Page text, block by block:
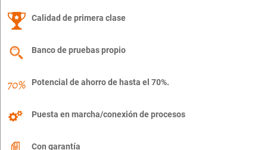
Calidad de primera clase
Banco de pruebas propio
Potencial de ahorro de hasta el 70%.
Puesta en marcha/conexión de procesos
Con garantía